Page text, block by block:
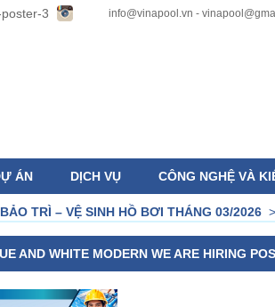
info@vinapool.vn -
ÁN DỊCH VỤ CÔNG NGHỆ VÀ
TRÌ – VỆ SINH HỒ BƠI THÁNG 03/2026 >
AND WHITE MODERN WE ARE HIRING